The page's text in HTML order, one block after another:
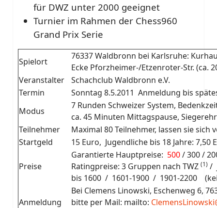
für DWZ unter 2000 geeignet
Turnier im Rahmen der Chess960
Grand Prix Serie
Spielort
76337 Waldbronn bei Karlsruhe:
Ecke Pforzheimer-/Etzenroter-Str.
Veranstalter
Schachclub Waldbronn e.V.
Termin
Sonntag 8.5.2011 Anmeldung bis
Modus
7 Runden Schweizer System,
ca. 45 Minuten Mittagspause,
Teilnehmer
Maximal 80 Teilnehmer, lassen sie sich
Startgeld
15 Euro, Jugendliche bis 18 Jahre:
Preise
Garantierte Hauptpreise: 500/ 300 /
Ratingpreise: 3 Gruppen nach TWZ(1) /
bis 1600 / 1601-1900 / 1901-2200
Anmeldung
Bei Clemens Linowski, Eschenweg 6,
bitte per Mail: mailto: